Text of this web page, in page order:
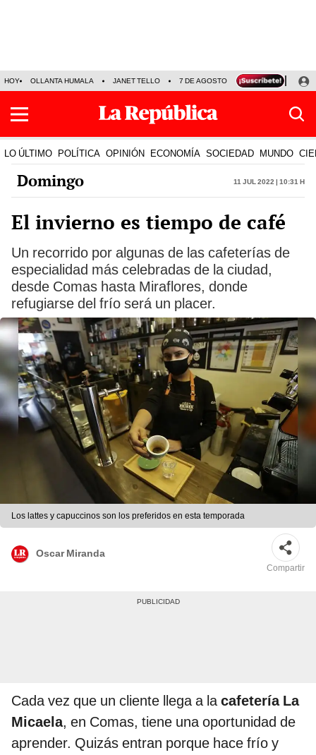
HOY OLLANTA HUMALA JANET TELLO 7 DE AGOSTO TINKA RESULTADOS
LO ÚLTIMO POLÍTICA OPINIÓN ECONOMÍA SOCIEDAD MUNDO
Domingo 11 Jul 2022 | 10:31 h
El invierno es tiempo de café
Un recorrido por algunas de las cafeterías de
especialidad más celebradas de la ciudad,
desde Comas hasta Miraflores, donde
refugiarse del frío será un placer.
Los lattes y capuccinos son los preferidos en esta temporada
Oscar Miranda
Compartir
Cada vez que un cliente llega a lacafetería La
Micaela, en Comas, tiene una oportunidad de
aprender. Quizás entran porque hace frío y